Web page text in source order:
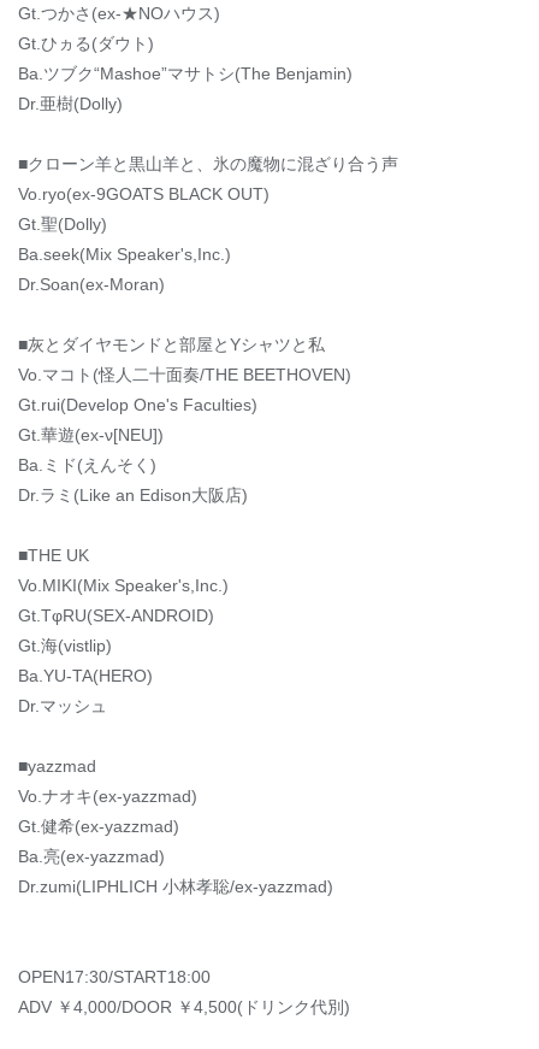
Gt.つかさ(ex-★NOハウス)
Gt.ひヵる(ダウト)
Ba.ツブク“Mashoe”マサトシ(The Benjamin)
Dr.亜樹(Dolly)
■クローン羊と黒山羊と、氷の魔物に混ざり合う声
Vo.ryo(ex-9GOATS BLACK OUT)
Gt.聖(Dolly)
Ba.seek(Mix Speaker's,Inc.)
Dr.Soan(ex-Moran)
■灰とダイヤモンドと部屋とYシャツと私
Vo.マコト(怪人二十面奏/THE BEETHOVEN)
Gt.rui(Develop One's Faculties)
Gt.華遊(ex-ν[NEU])
Ba.ミド(えんそく)
Dr.ラミ(Like an Edison大阪店)
■THE UK
Vo.MIKI(Mix Speaker's,Inc.)
Gt.TφRU(SEX-ANDROID)
Gt.海(vistlip)
Ba.YU-TA(HERO)
Dr.マッシュ
■yazzmad
Vo.ナオキ(ex-yazzmad)
Gt.健希(ex-yazzmad)
Ba.亮(ex-yazzmad)
Dr.zumi(LIPHLICH 小林孝聡/ex-yazzmad)
OPEN17:30/START18:00
ADV ￥4,000/DOOR ￥4,500(ドリンク代別)